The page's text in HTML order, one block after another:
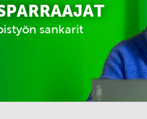
sankarit